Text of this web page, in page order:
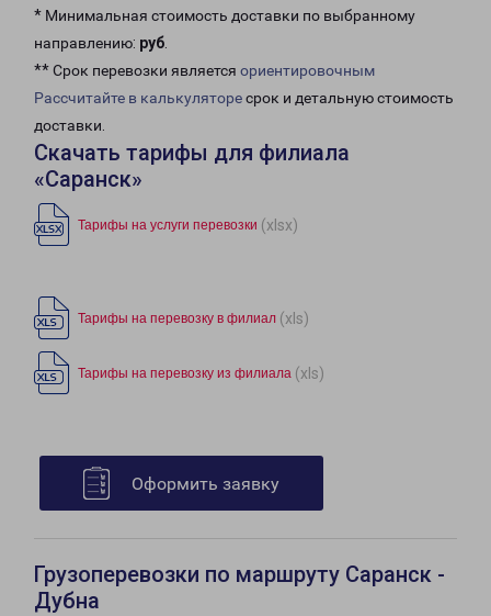
* Минимальная стоимость доставки по выбранному
направлению: руб.
** Срок перевозки является ориентировочным
Рассчитайте в калькуляторесрок и детальную стоимость
доставки.
Скачать тарифы для филиала
«Саранск»
Тарифы на услуги перевозки (xlsx)
Тарифы на перевозку в филиал (xls)
Тарифы на перевозку из филиала (xls)
Оформить заявку
Грузоперевозки по маршруту Саранск -
Дубна